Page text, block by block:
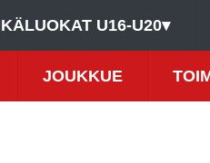
U16-U20▾
JOUKKUE